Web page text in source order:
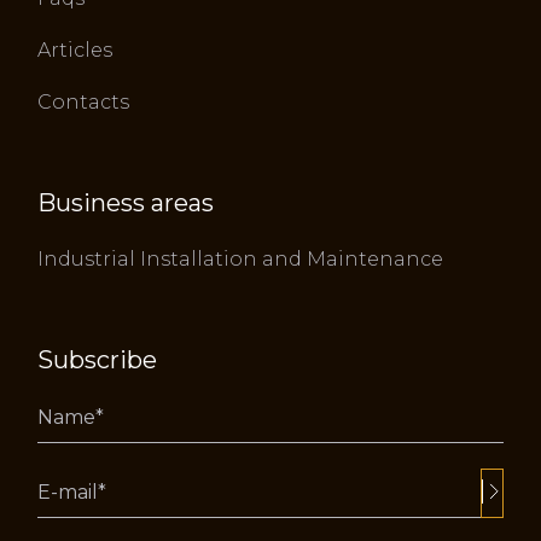
Articles
Contacts
Business areas
Industrial Installation and Maintenance
Subscribe